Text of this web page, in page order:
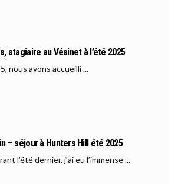
stagiaire au Vésinet à l’été 2025
nous avons accueilli ...
– séjour à Hunters Hill été 2025
l’été dernier, j’ai eu l’immense ...